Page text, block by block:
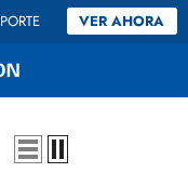
VER AHORA